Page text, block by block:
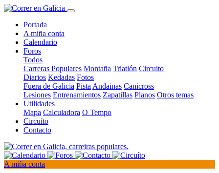
Portada
A miña conta
Calendario
Foros
Todos
Carreras Populares Montaña Triatlón Circuito
Diarios Kedadas Fotos
Fuera de Galicia Pista Andainas Canicross
Lesiones Entrenamientos Zapatillas Planos Otros temas
Utilidades
Mapa Calculadora O Tempo
Circuíto
Contacto
A miña conta